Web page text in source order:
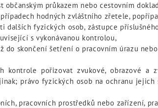
průkazem nebo cestovním
hodných zvláštního zřetele,
fyzických osob, zástupce
s vykonávanou kontrolou,
do skončení šetření o pracovním úrazu
pořizovat zvukové, obrazové a
právo fyzických osob na ochranu
pracovních prostředků nebo zařízení,